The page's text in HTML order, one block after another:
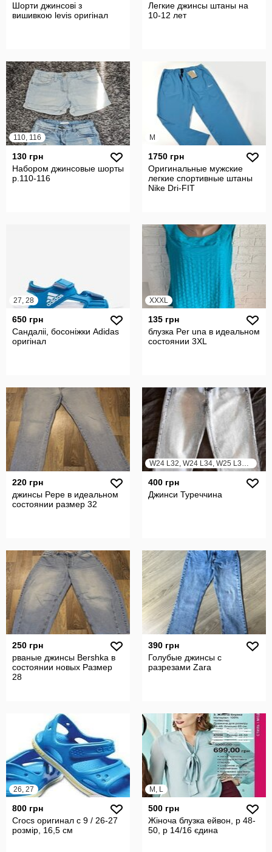
Шорти джинсові з
вишивкою levis оригінал
Легкие джинсы штаны на
10-12 лет
110, 116
130 грн
Набором джинсовые шорты
р.110-116
M
1750 грн
Оригинальные мужские
легкие спортивные штаны
Nike Dri-FIT
27, 28
650 грн
Сандаліі, босоніжки Adidas
оригінал
XXXL
135 грн
блузка Per una в идеальном
состоянии 3XL
220 грн
джинсы Pepe в идеальном
состоянии размер 32
W24 L32, W24 L34, W25 L30, W25 L32, W25 L34, W26 L30, W26 L32, W26 L34
400 грн
Джинси Туреччина
250 грн
рваные джинсы Bershka в
состоянии новых Размер
28
390 грн
Голубые джинсы с
разрезами Zara
26, 27
800 грн
Crocs оригинал с 9 / 26-27
розмір, 16,5 см
M, L
500 грн
Жіноча блузка ейвон, р 48-
50, р 14/16 єдина